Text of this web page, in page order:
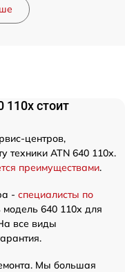
110x стоит
центров,
техники ATN 640 110x.
преимуществами.
- специалисты по
модель 640 110x для
все виды
Мы большая